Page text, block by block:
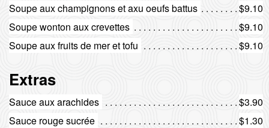
Soupe aux champignons et axu oeufs battus
$9.10
Soupe wonton aux crevettes
$9.10
Soupe aux fruits de mer et tofu
$9.10
Extras
Sauce aux arachides
$3.90
Sauce rouge sucrée
$1.30